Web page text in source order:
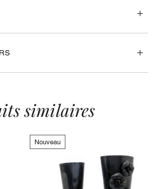
similaires
Nouveau